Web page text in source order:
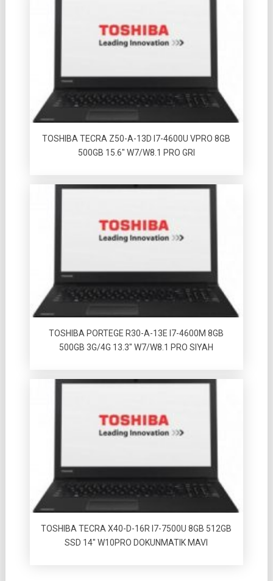
TOSHIBA TECRA Z50-A-13D I7-4600U VPRO 8GB
500GB 15.6″ W7/W8.1 PRO GRI
TOSHIBA PORTEGE R30-A-13E I7-4600M 8GB
500GB 3G/4G 13.3″ W7/W8.1 PRO SIYAH
TOSHIBA TECRA X40-D-16R I7-7500U 8GB 512GB
SSD 14″ W10PRO DOKUNMATIK MAVI